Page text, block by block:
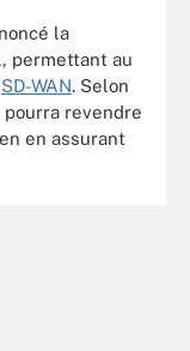
la
permettant au
SD-WAN. Selon
revendre
en assurant